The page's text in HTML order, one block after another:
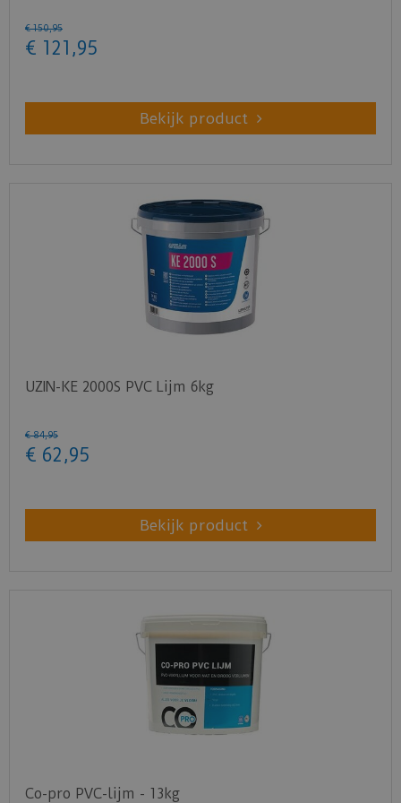
€ 150,95
€ 121 ,95
Bekijk product
UZIN-KE 2000S PVC Lijm 6kg
€ 84,95
€ 62 ,95
Bekijk product
Co-pro PVC-lijm - 13kg